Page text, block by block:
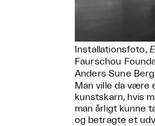
Installationsfoto,
Faurschou
Anders Sune
Man ville da være
kunstskarn, hvis
man årligt kunne
og betragte et